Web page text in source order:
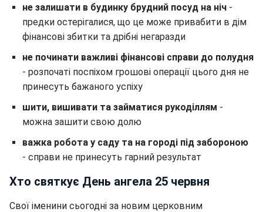
не залишати в будинку брудний посуд на ніч -
предки остерігалися, що це може привабити в дім
фінансові збитки та дрібні негаразди
не починати важливі фінансові справи до полудня
- розпочаті поспіхом грошові операції цього дня не
принесуть бажаного успіху
шити, вишивати та займатися рукоділлям -
можна зашити свою долю
важка робота у саду та на городі під забороною
- справи не принесуть гарний результат
Хто святкує День ангела 25 червня
Свої іменини сьогодні за новим церковним